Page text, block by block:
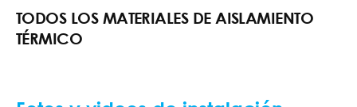
TODOS LOS MATERIALES DE AISLAMIENTO
TÉRMICO